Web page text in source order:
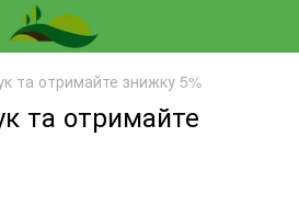
та отримайте знижку 5%
та отримайте